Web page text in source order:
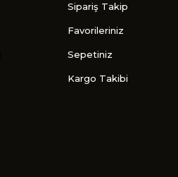
Sipariş Takip
Favorileriniz
Sepetiniz
Kargo Takibi